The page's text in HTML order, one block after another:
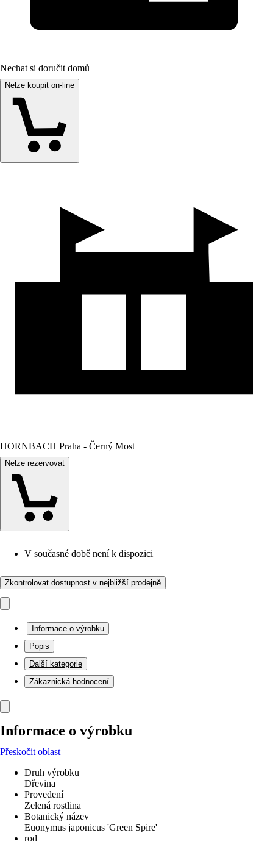
Nechat si doručit domů
Nelze koupit on-line
HORNBACH Praha - Černý Most
Nelze rezervovat
V současné době není k dispozici
Zkontrolovat dostupnost v nejbližší prodejně
Informace o výrobku
Popis
Další kategorie
Zákaznická hodnocení
Informace o výrobku
Přeskočit oblast
Druh výrobku
Dřevina
Provedení
Zelená rostlina
Botanický název
Euonymus japonicus 'Green Spire'
rod